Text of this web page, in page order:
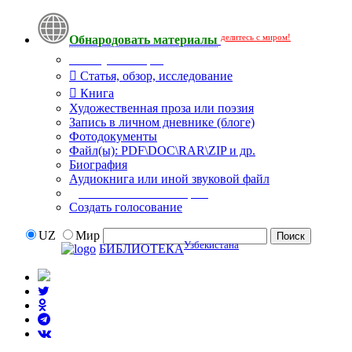
Обнародовать материалы делитесь с миром!
Статья, обзор, исследование
Книга
Художественная проза или поэзия
Запись в личном дневнике (блоге)
Фотодокументы
Файл(ы): PDF\DOC\RAR\ZIP и др.
Биография
Аудиокнига или иной звуковой файл
Создать голосование
UZ
Мир
БИБЛИОТЕКАУзбекистана